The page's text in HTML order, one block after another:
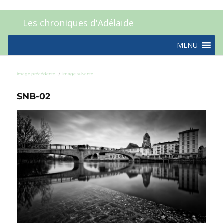
Les chroniques d'Adélaïde
MENU
Image précédente Image suivante
SNB-02